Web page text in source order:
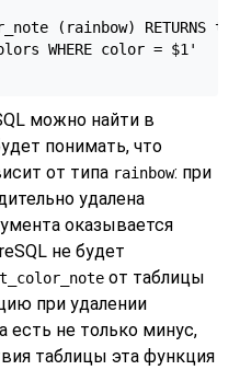
(rainbow) RETURNS
WHERE color = $1'
можно найти в
понимать, что
от типа rainbow: при
удалена
оказывается
не будет
от таблицы
при удалении
есть не только минус,
таблицы эта функция